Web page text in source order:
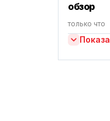
обзор
только что